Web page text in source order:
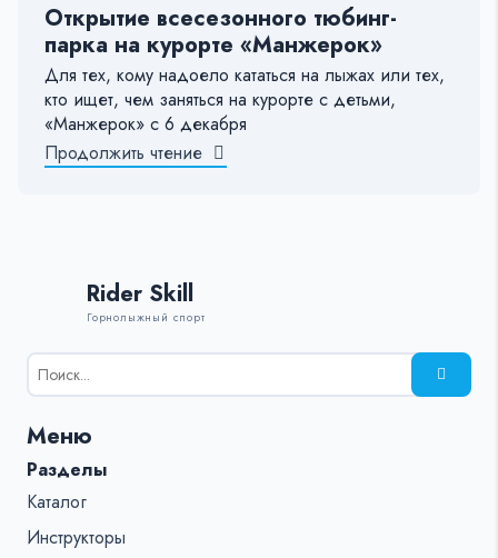
Открытие всесезонного тюбинг-
парка на курорте «Манжерок»
Для тех, кому надоело кататься на лыжах или тех,
кто ищет, чем заняться на курорте с детьми,
«Манжерок» с 6 декабря
Продолжить чтение
Rider Skill
Горнолыжный спорт
Результаты
поиска
%s:
Меню
Разделы
Каталог
Инструкторы